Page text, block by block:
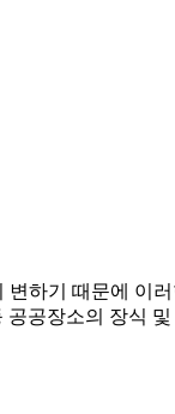
하기 때문에 이
공장소의 장식